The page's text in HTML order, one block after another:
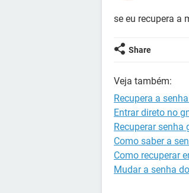
se eu recupera a
Share
Veja também:
Recupera a
Entrar direto no
Recuperar senha
Como saber a
Como recuperar
Mudar a senha